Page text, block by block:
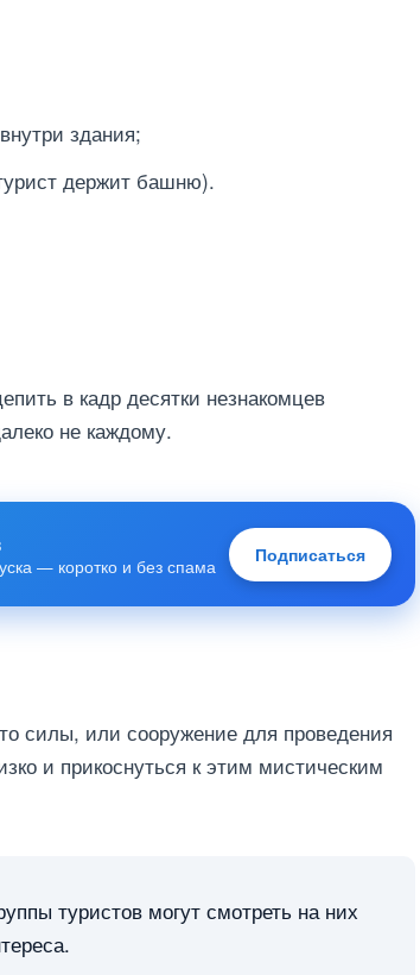
здания;
держит башню).
в кадр десятки незнакомцев
не каждому.
— коротко и без спама
Подписаться
силы, или сооружение для проведения
и прикоснуться к этим мистическим
туристов могут смотреть на них